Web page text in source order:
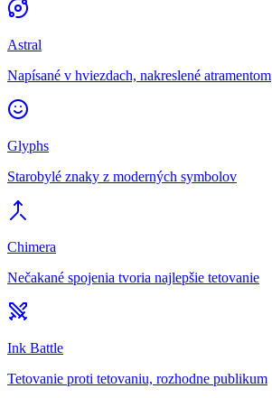
Astral
Napísané v hviezdach, nakreslené atramentom
Glyphs
Starobylé znaky z moderných symbolov
Chimera
Nečakané spojenia tvoria najlepšie tetovanie
Ink Battle
Tetovanie proti tetovaniu, rozhodne publikum